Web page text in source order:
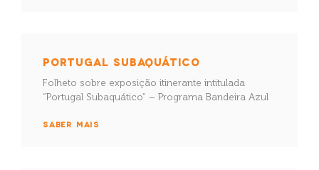
PORTUGAL SUBAQUÁTICO
Folheto sobre exposição itinerante intitulada
“Portugal Subaquático” – Programa Bandeira Azul
SABER MAIS